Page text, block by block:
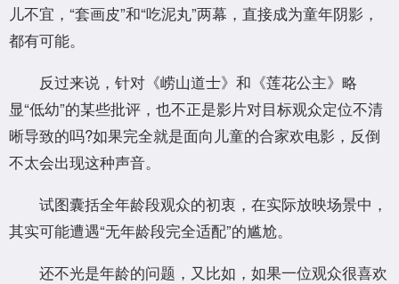
儿不宜，“套画皮”和“吃泥丸”两幕，直接成为童年阴影，
都有可能。
反过来说，针对《崂山道士》和《莲花公主》略
显“低幼”的某些批评，也不正是影片对目标观众定位不清
晰导致的吗?如果完全就是面向儿童的合家欢电影，反倒
不太会出现这种声音。
试图囊括全年龄段观众的初衷，在实际放映场景中，
其实可能遭遇“无年龄段完全适配”的尴尬。
还不光是年龄的问题，又比如，如果一位观众很喜欢